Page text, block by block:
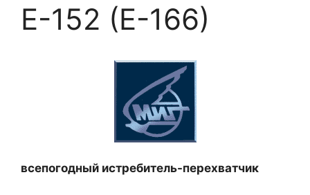
Е-152 (Е-166)
всепогодный истребитель-перехватчик